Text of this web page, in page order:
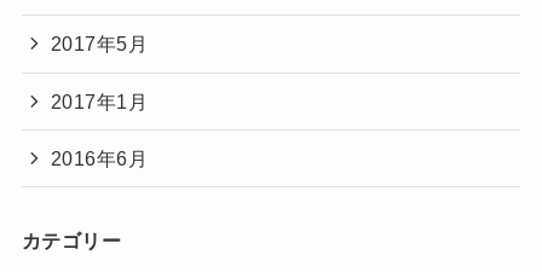
2017年5月
2017年1月
2016年6月
カテゴリー